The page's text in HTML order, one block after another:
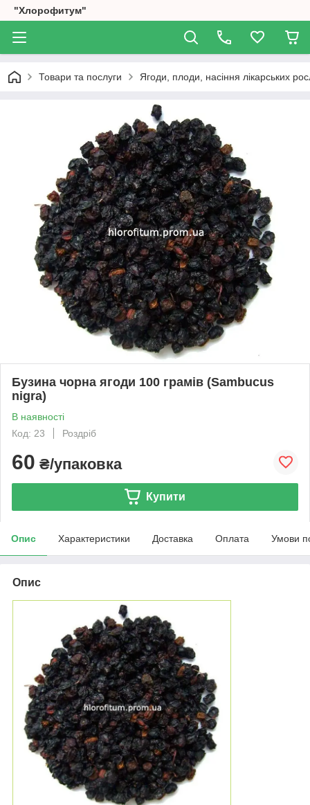
"Хлорофитум"
Товари та послуги Ягоди, плоди, насіння лікарських
Бузина чорна ягоди 100 грамів (Sambucus
nigra)
В наявності
Код: 23
Роздріб
60 ₴/упаковка
Купити
Опис Характеристики Доставка Оплата Умови
Опис